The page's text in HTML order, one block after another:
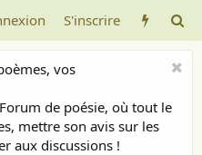
S'inscrire
vos
de poésie, où tout le
mettre son avis sur les
aux discussions !